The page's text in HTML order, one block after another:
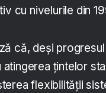
cu nivelurile din
că, deși
atingerea țintelor
flexibilității